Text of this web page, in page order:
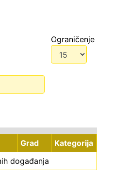
Ograničenje
Grad
Kategorija
događanja